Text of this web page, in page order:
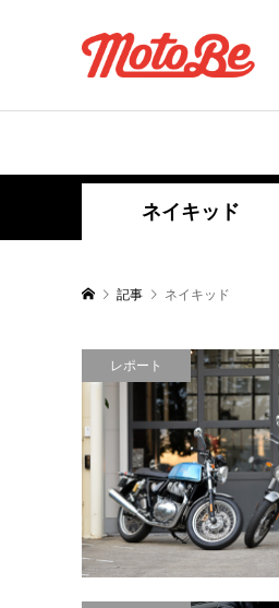
ネイキッド
記事 ネイキッド
レポート